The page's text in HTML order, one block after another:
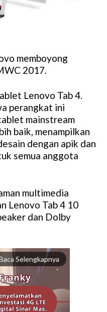
memboyong
2017.
Lenovo Tab 4.
perangkat ini
mainstream
baik, menampilkan
dengan apik dan
semua anggota
multimedia
Lenovo Tab 4 10
dan Dolby
Selengkapnya